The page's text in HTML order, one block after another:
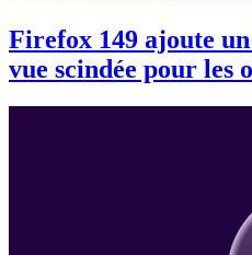
Firefox 149 ajoute
vue scindée pour les